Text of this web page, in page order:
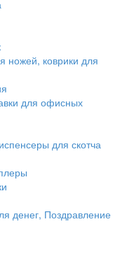
ножей, коврики для
для офисных
для скотча
денег, Поздравление